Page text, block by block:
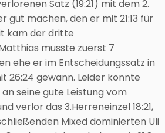
Satz (19:21) mit dem 2.
gut machen, den er mit 21:13 für
kam der dritte
musste zuerst 7
ehe er im Entscheidungssatz in
26:24 gewann. Leider konnte
seine gute Leistung vom
verlor das 3.Herreneinzel 18:21,
Mixed dominierten Uli